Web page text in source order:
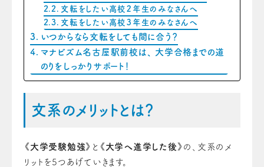
文転をしたい高校２年生のみなさんへ
文転をしたい高校３年生のみなさんへ
いつからなら文転をしても間に合う？
マナビズム名古屋駅前校は、 大学合格までの道
のりをしっかりサポート！
文系のメリットとは？
《大学受験勉強》 と 《大学へ進学した後》 の、文系のメ
リットを5つあげていきます。